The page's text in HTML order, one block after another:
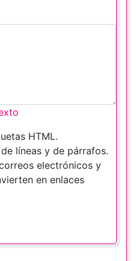
HTML.
líneas y de párrafos.
electrónicos y
en enlaces